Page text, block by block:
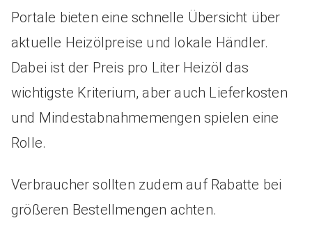
Portale bieten eine schnelle Übersicht über
aktuelle Heizölpreise und lokale Händler.
Dabei ist der Preis pro Liter Heizöl das
wichtigste Kriterium, aber auch Lieferkosten
und Mindestabnahmemengen spielen eine
Rolle.
Verbraucher sollten zudem auf Rabatte bei
größeren Bestellmengen achten.